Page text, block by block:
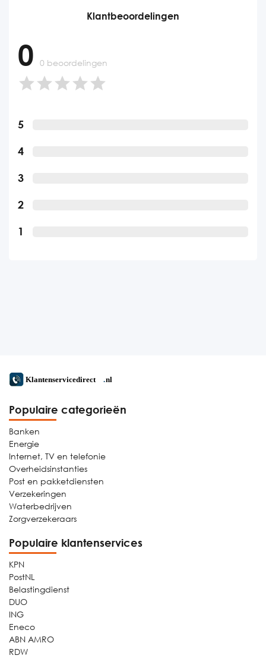
Klantbeoordelingen
5
4
3
2
1
0 0 beoordelingen
Populaire categorieën
Banken
Energie
Internet, TV en telefonie
Overheidsinstanties
Post en pakketdiensten
Verzekeringen
Waterbedrijven
Zorgverzekeraars
Populaire klantenservices
KPN
PostNL
Belastingdienst
DUO
ING
Eneco
ABN AMRO
RDW